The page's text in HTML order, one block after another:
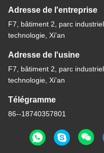
Adresse de l'entreprise
F7, bâtiment 2, parc
technologie, Xi'an
Adresse de l'usine
F7, bâtiment 2, parc
technologie, Xi'an
Télégramme
86--18740357801